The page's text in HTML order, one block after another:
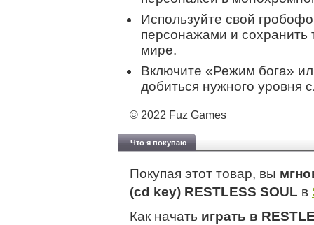
Используйте свой
персонажами и
мире.
Включите «Режим бога»
добиться нужного уровня
© 2022 Fuz Games
Что я покупаю
Покупая этот товар, вы
(cd key) RESTLESS SOUL в
Как начать играть в